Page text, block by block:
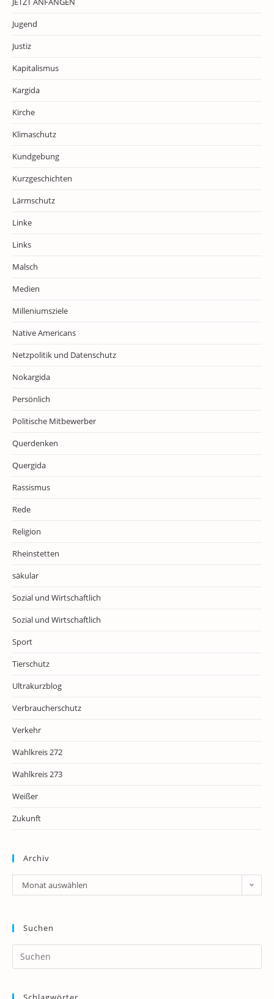
Jugend
Justiz
Kapitalismus
Kargida
Kirche
Klimaschutz
Kundgebung
Kurzgeschichten
Lärmschutz
Linke
Links
Malsch
Medien
Milleniumsziele
Native Americans
Netzpolitik und Datenschutz
Nokargida
Persönlich
Politische Mitbewerber
Querdenken
Quergida
Rassismus
Rede
Religion
Rheinstetten
säkular
Sozial und Wirtschaftlich
Sozial und Wirtschaftlich
Sport
Tierschutz
Ultrakurzblog
Verbraucherschutz
Verkehr
Wahlkreis 272
Wahlkreis 273
Weißer
Zukunft
Archiv
Archiv
Monat auswählen
Suchen